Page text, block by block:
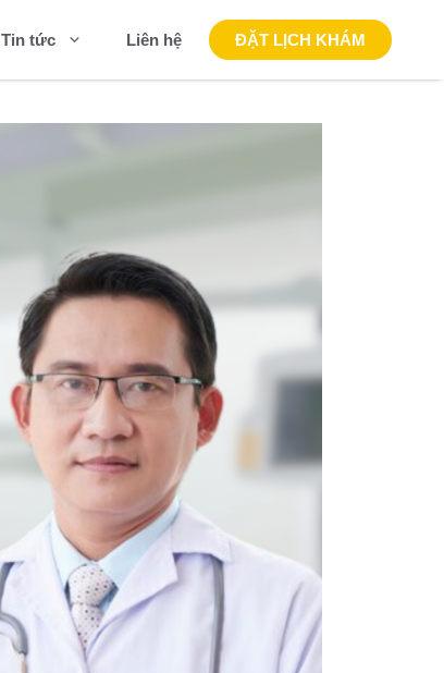
Tin tức Liên hệ ĐẶT LỊCH KHÁM